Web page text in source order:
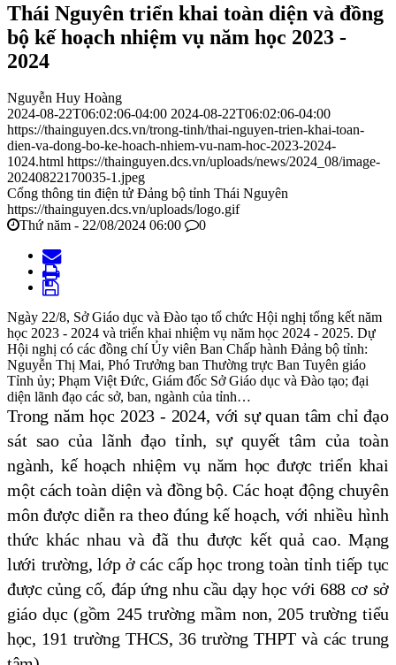
Thái Nguyên triển khai toàn diện và đồng
bộ kế hoạch nhiệm vụ năm học 2023 -
2024
Nguyễn Huy Hoàng
2024-08-22T06:02:06-04:00 2024-08-22T06:02:06-04:00
https://thainguyen.dcs.vn/trong-tinh/thai-nguyen-trien-khai-toan-
dien-va-dong-bo-ke-hoach-nhiem-vu-nam-hoc-2023-2024-
1024.html https://thainguyen.dcs.vn/uploads/news/2024_08/image-
20240822170035-1.jpeg
Cổng thông tin điện tử Đảng bộ tỉnh Thái Nguyên
https://thainguyen.dcs.vn/uploads/logo.gif
Thứ năm - 22/08/2024 06:00
0
Ngày 22/8, Sở Giáo dục và Đào tạo tổ chức Hội nghị tổng kết năm
học 2023 - 2024 và triển khai nhiệm vụ năm học 2024 - 2025. Dự
Hội nghị có các đồng chí Ủy viên Ban Chấp hành Đảng bộ tỉnh:
Nguyễn Thị Mai, Phó Trưởng ban Thường trực Ban Tuyên giáo
Tỉnh ủy; Phạm Việt Đức, Giám đốc Sở Giáo dục và Đào tạo; đại
diện lãnh đạo các sở, ban, ngành của tỉnh…
Trong năm học 2023 - 2024, với sự quan tâm chỉ đạo
sát sao của lãnh đạo tỉnh, sự quyết tâm của toàn
ngành, kế hoạch nhiệm vụ năm học được triển khai
một cách toàn diện và đồng bộ. Các hoạt động chuyên
môn được diễn ra theo đúng kế hoạch, với nhiều hình
thức khác nhau và đã thu được kết quả cao. Mạng
lưới trường, lớp ở các cấp học trong toàn tỉnh tiếp tục
được củng cố, đáp ứng nhu cầu dạy học với 688 cơ sở
giáo dục (gồm 245 trường mầm non, 205 trường tiểu
học, 191 trường THCS, 36 trường THPT và các trung